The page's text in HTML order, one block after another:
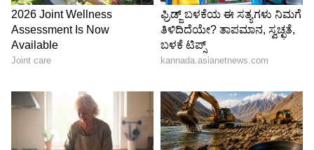
ಒಣಗಿಸಿ, ಇಲ್ಲದಿದ್ದರೆ ವಾಸನೆ ಬರುತ್ತದೆ. ಆದರೆ, ಅತಿಯಾದ
ಬಿಸಿಲಿನಲ್ಲಿ ಒಣಗಿಸುವುದು ಬೇಡ.